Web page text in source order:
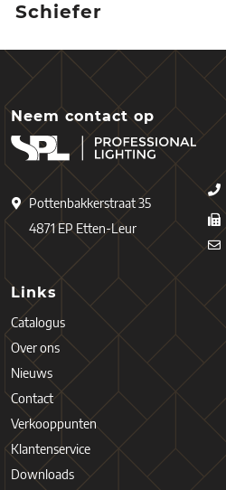
Schiefer
Neem contact op
Pottenbakkerstraat 35
4871 EP Etten-Leur
Links
Catalogus
Over ons
Nieuws
Contact
Verkooppunten
Klantenservice
Downloads